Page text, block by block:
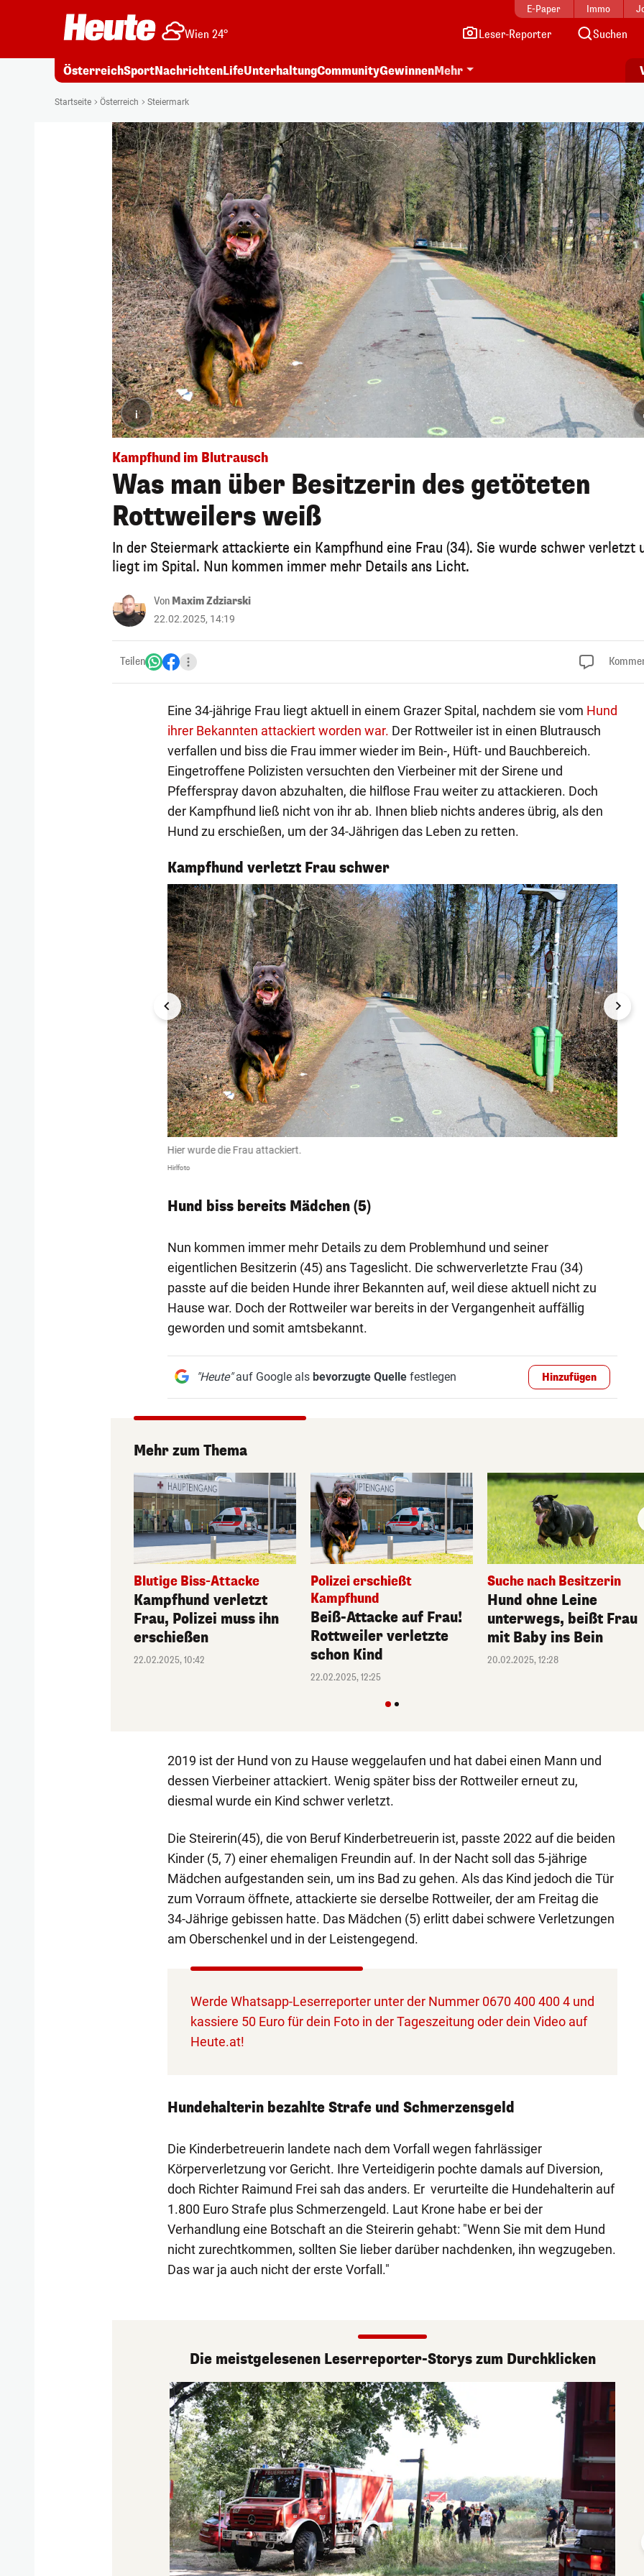
E-Paper Immo
Wien 24° Leser-Reporter Suchen
ÖsterreichSportNachrichtenLifeUnterhaltungCommunityGewinnenMehr
Startseite Österreich Steiermark
i
Kampfhund im Blutrausch
Was man über Besitzerin des getöteten
Rottweilers weiß
In der Steiermark attackierte ein Kampfhund eine Frau (34). Sie wurde schwer verletzt
liegt im Spital. Nun kommen immer mehr Details ans Licht.
Von Maxim Zdziarski
22.02.2025, 14:19
Teilen
Eine 34-jährige Frau liegt aktuell in einem Grazer Spital, nachdem sie vom Hund
ihrer Bekannten attackiert worden war. Der Rottweiler ist in einen Blutrausch
verfallen und biss die Frau immer wieder im Bein-, Hüft- und Bauchbereich.
Eingetroffene Polizisten versuchten den Vierbeiner mit der Sirene und
Pfefferspray davon abzuhalten, die hilflose Frau weiter zu attackieren. Doch
der Kampfhund ließ nicht von ihr ab. Ihnen blieb nichts anderes übrig, als den
Hund zu erschießen, um der 34-Jährigen das Leben zu retten.
Kampfhund verletzt Frau schwer
1/4
Hier wurde die Frau attackiert.
Hirlfoto
Hund biss bereits Mädchen (5)
Nun kommen immer mehr Details zu dem Problemhund und seiner
eigentlichen Besitzerin (45) ans Tageslicht. Die schwerverletzte Frau (34)
passte auf die beiden Hunde ihrer Bekannten auf, weil diese aktuell nicht zu
Hause war. Doch der Rottweiler war bereits in der Vergangenheit auffällig
geworden und somit amtsbekannt.
"Heute"auf Google als bevorzugte Quellefestlegen Hinzufügen
Mehr zum Thema
Blutige Biss-Attacke
Kampfhund verletzt
Frau, Polizei muss ihn
erschießen
22.02.2025, 10:42
Polizei erschießt
Kampfhund
Beiß-Attacke auf Frau!
Rottweiler verletzte
schon Kind
22.02.2025, 12:25
Suche nach Besitzerin
Hund ohne Leine
unterwegs, beißt Frau
mit Baby ins Bein
20.02.2025, 12:28
2019 ist der Hund von zu Hause weggelaufen und hat dabei einen Mann und
dessen Vierbeiner attackiert. Wenig später biss der Rottweiler erneut zu,
diesmal wurde ein Kind schwer verletzt.
Die Steirerin(45), die von Beruf Kinderbetreuerin ist, passte 2022 auf die beiden
Kinder (5, 7) einer ehemaligen Freundin auf. In der Nacht soll das 5-jährige
Mädchen aufgestanden sein, um ins Bad zu gehen. Als das Kind jedoch die Tür
zum Vorraum öffnete, attackierte sie derselbe Rottweiler, der am Freitag die
34-Jährige gebissen hatte. Das Mädchen (5) erlitt dabei schwere Verletzungen
am Oberschenkel und in der Leistengegend.
Werde Whatsapp-Leserreporter unter der Nummer 0670 400 400 4 und
kassiere 50 Euro für dein Foto in der Tageszeitung oder dein Video auf
Heute.at!
Hundehalterin bezahlte Strafe und Schmerzensgeld
Die Kinderbetreuerin landete nach dem Vorfall wegen fahrlässiger
Körperverletzung vor Gericht. Ihre Verteidigerin pochte damals auf Diversion,
doch Richter Raimund Frei sah das anders. Er verurteilte die Hundehalterin auf
1.800 Euro Strafe plus Schmerzengeld. Laut Krone habe er bei der
Verhandlung eine Botschaft an die Steirerin gehabt: "Wenn Sie mit dem Hund
nicht zurechtkommen, sollten Sie lieber darüber nachdenken, ihn wegzugeben.
Das war ja auch nicht der erste Vorfall."
Die meistgelesenen Leserreporter-Storys zum Durchklicken